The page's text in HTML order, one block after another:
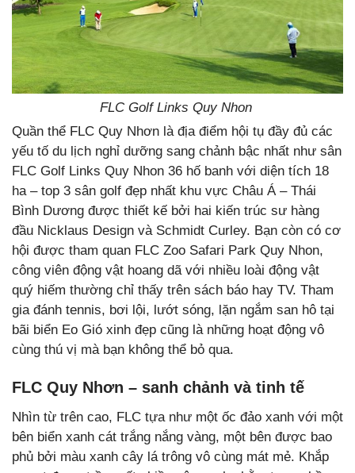
FLC Golf Links Quy Nhon
Quần thể FLC Quy Nhơn là địa điểm hội tụ đầy đủ các
yếu tố du lịch nghỉ dưỡng sang chảnh bậc nhất như sân
FLC Golf Links Quy Nhon 36 hố banh với diện tích 18
ha – top 3 sân golf đẹp nhất khu vực Châu Á – Thái
Bình Dương được thiết kế bởi hai kiến trúc sư hàng
đầu Nicklaus Design và Schmidt Curley. Bạn còn có cơ
hội được tham quan FLC Zoo Safari Park Quy Nhon,
công viên động vật hoang dã với nhiều loài động vật
quý hiếm thường chỉ thấy trên sách báo hay TV. Tham
gia đánh tennis, bơi lội, lướt sóng, lặn ngắm san hô tại
bãi biển Eo Gió xinh đẹp cũng là những hoạt động vô
cùng thú vị mà bạn không thể bỏ qua.
FLC Quy Nhơn – sanh chảnh và tinh tế
Nhìn từ trên cao, FLC tựa như một ốc đảo xanh với một
bên biển xanh cát trắng nắng vàng, một bên được bao
phủ bởi màu xanh cây lá trông vô cùng mát mẻ. Khắp